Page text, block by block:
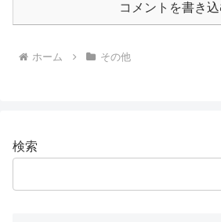
コメントを書き
ホーム その他
検索